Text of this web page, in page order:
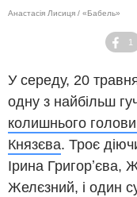
Анастасія Лисиця / «Бабель»
1
У середу, 20
одну з найбільш
колишнього
Князєва. Троє
Ірина Григорʼєва,
Желєзний, і один